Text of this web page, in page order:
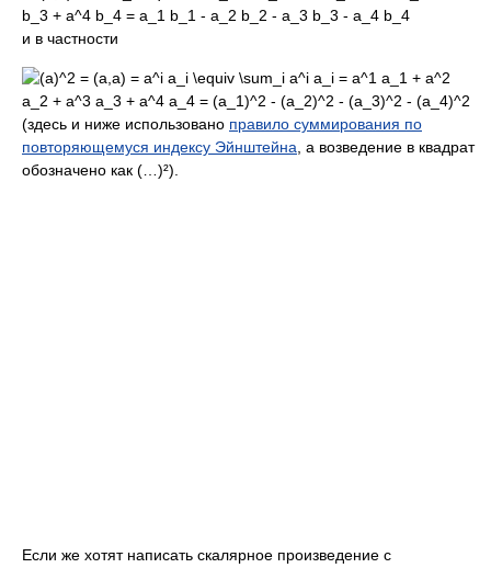
и в частности
(здесь и ниже использовано правило суммирования по
повторяющемуся индексу Эйнштейна , а возведение в квадрат
обозначено как (…)²).
Если же хотят написать скалярное произведение с